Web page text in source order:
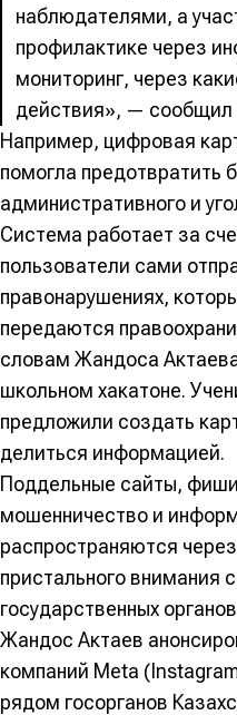
наблюдателями, а
профилактике через
мониторинг, через
действия», — сообщил
Например, цифровая
помогла предотвратить
административного и
Система работает за
пользователи сами
правонарушениях,
передаются
словам Жандоса
школьном хакатоне.
предложили создать
делиться информацией.
Поддельные сайты,
мошенничество и
распространяются
пристального внимания
государственных
Жандос Актаев
компаний Meta
рядом госорганов